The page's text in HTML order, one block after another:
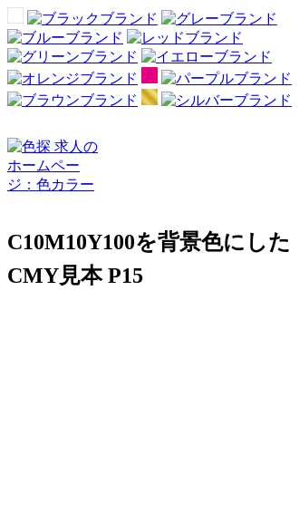
C10M10Y100を背景色にした
CMY見本 P15